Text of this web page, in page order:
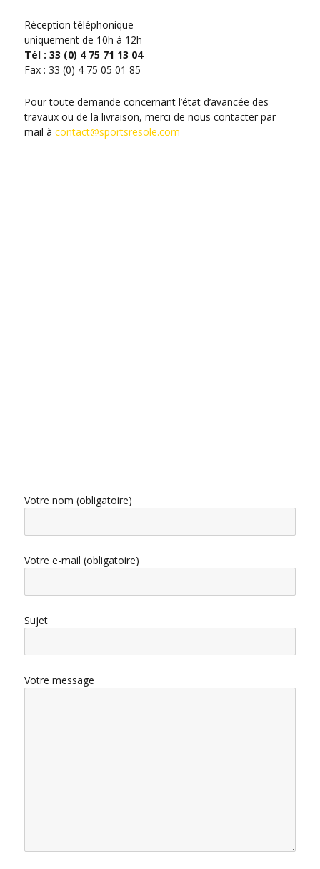
Réception téléphonique
uniquement de 10h à 12h
Tél : 33 (0) 4 75 71 13 04
Fax : 33 (0) 4 75 05 01 85
Pour toute demande concernant l’état d’avancée des
travaux ou de la livraison, merci de nous contacter par
mail àcontact@sportsresole.com
Votre nom (obligatoire)
Votre e-mail (obligatoire)
Sujet
Votre message